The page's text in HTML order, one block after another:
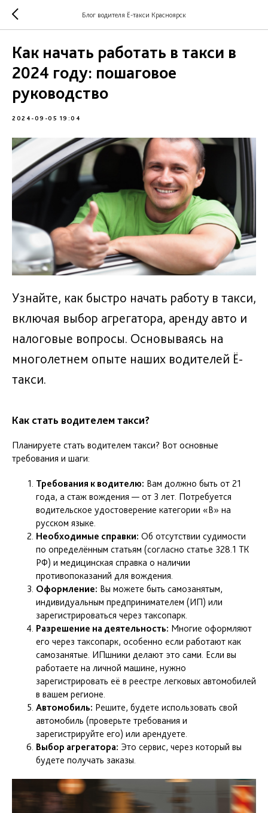
Блог водителя Ё-такси Красноярск
Как начать работать в такси в
2024 году: пошаговое
руководство
2024-09-05 19:04
Узнайте, как быстро начать работу в такси,
включая выбор агрегатора, аренду авто и
налоговые вопросы. Основываясь на
многолетнем опыте наших водителей Ё-
такси.
Как стать водителем такси?
Планируете стать водителем такси? Вот основные
требования и шаги:
Требования к водителю: Вам должно быть от 21
года, а стаж вождения — от 3 лет. Потребуется
водительское удостоверение категории «В» на
русском языке.
Необходимые справки: Об отсутствии судимости
по определённым статьям (согласно статье 328.1 ТК
РФ) и медицинская справка о наличии
противопоказаний для вождения.
Оформление: Вы можете быть самозанятым,
индивидуальным предпринимателем (ИП) или
зарегистрироваться через таксопарк.
Разрешение на деятельность: Многие оформляют
его через таксопарк, особенно если работают как
самозанятые. ИПшники делают это сами. Если вы
работаете на личной машине, нужно
зарегистрировать её в реестре легковых автомобилей
в вашем регионе.
Автомобиль: Решите, будете использовать свой
автомобиль (проверьте требования и
зарегистрируйте его) или арендуете.
Выбор агрегатора: Это сервис, через который вы
будете получать заказы.